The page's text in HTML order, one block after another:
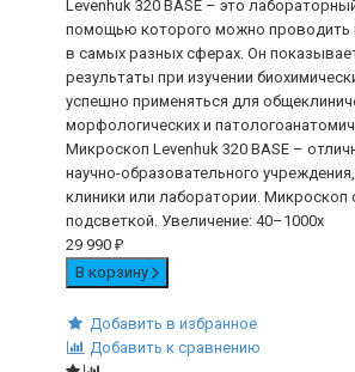
Levenhuk 320 BASE – это
помощью которого можно проводить
в самых разных сферах. Он
результаты при изучении
успешно применяться для
морфологических и
Микроскоп Levenhuk 320 BASE –
научно-образовательного
клиники или лаборатории. Микроскоп
подсветкой. Увеличение: 40–1000х
29 990 ₽
В корзину
Добавить в избранное
Добавить к сравнению